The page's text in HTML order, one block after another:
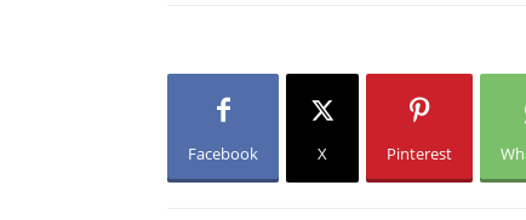
Facebook X Pinterest